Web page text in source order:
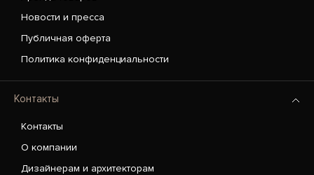
Новости и пресса
Публичная оферта
Политика конфиденциальности
Контакты
Контакты
О компании
Дизайнерам и архитекторам